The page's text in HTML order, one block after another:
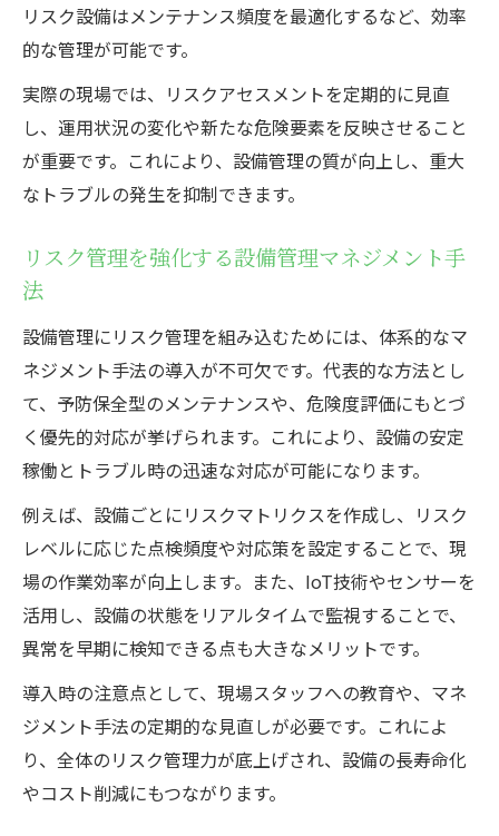
リスク設備はメンテナンス頻度を最適化するなど、効率
的な管理が可能です。
実際の現場では、リスクアセスメントを定期的に見直
し、運用状況の変化や新たな危険要素を反映させること
が重要です。これにより、設備管理の質が向上し、重大
なトラブルの発生を抑制できます。
リスク管理を強化する設備管理マネジメント手
法
設備管理にリスク管理を組み込むためには、体系的なマ
ネジメント手法の導入が不可欠です。代表的な方法とし
て、予防保全型のメンテナンスや、危険度評価にもとづ
く優先的対応が挙げられます。これにより、設備の安定
稼働とトラブル時の迅速な対応が可能になります。
例えば、設備ごとにリスクマトリクスを作成し、リスク
レベルに応じた点検頻度や対応策を設定することで、現
場の作業効率が向上します。また、IoT技術やセンサーを
活用し、設備の状態をリアルタイムで監視することで、
異常を早期に検知できる点も大きなメリットです。
導入時の注意点として、現場スタッフへの教育や、マネ
ジメント手法の定期的な見直しが必要です。これによ
り、全体のリスク管理力が底上げされ、設備の長寿命化
やコスト削減にもつながります。